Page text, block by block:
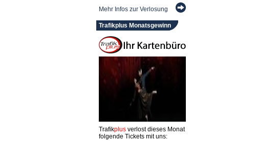
Mehr Infos zur Verlosung
Trafikplus Monatsgewinn
Trafikplusverlost dieses Monat
folgende Tickets mit uns: